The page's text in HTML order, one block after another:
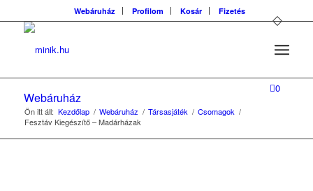
Webáruház Profilom Kosár Fizetés
0
Webáruház
Ön itt áll: Kezdőlap / Webáruház / Társasjáték / Csomagok /
Fesztáv Kiegészítő – Madárházak